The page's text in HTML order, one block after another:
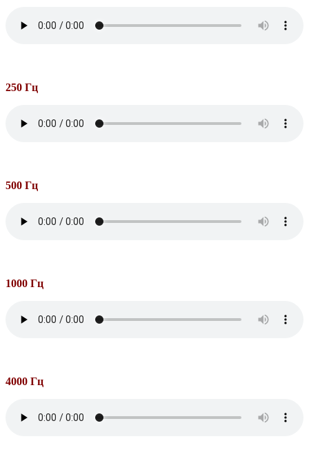
250 Гц
500 Гц
1000 Гц
4000 Гц